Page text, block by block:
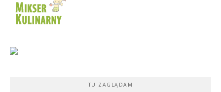
TU ZAGLĄDAM